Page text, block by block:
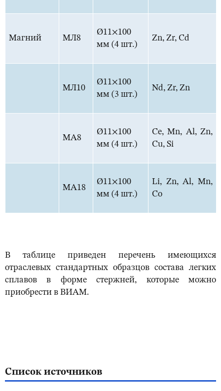
Магний МЛ8
Ø11×100
мм (4 шт.)
Zn, Zr, Cd
МЛ10
Ø11×100
мм (3 шт.)
Nd, Zr, Zn
МА8
Ø11×100
мм (4 шт.)
Ce, Mn, Al, Zn,
Cu, Si
МА18
Ø11×100
мм (4 шт.)
Li, Zn, Al, Mn,
Co
В таблице приведен перечень имеющихся
отраслевых стандартных образцов состава легких
сплавов в форме стержней, которые можно
приобрести в ВИАМ.
Список источников